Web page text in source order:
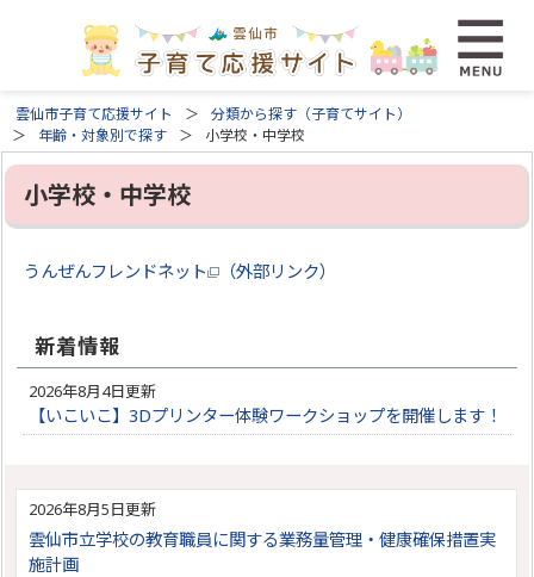
雲仙市子育て応援サイト
分類から探す（子育てサイト）
年齢・対象別で探す
小学校・中学校
小学校・中学校
うんぜんフレンドネット （外部リンク）
新着情報
2026年8月4日更新
【いこいこ】3Dプリンター体験ワークショップを開催します！
2026年8月5日更新
雲仙市立学校の教育職員に関する業務量管理・健康確保措置実
施計画